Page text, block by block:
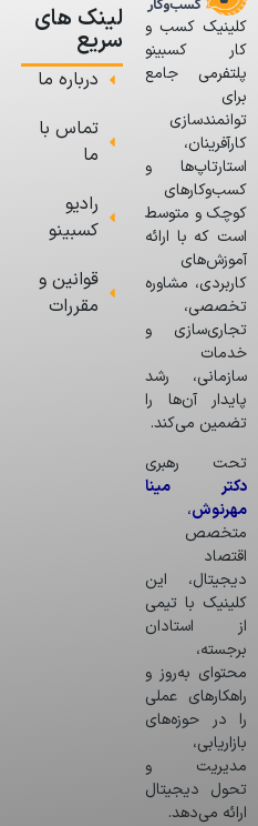
کلینیک کسب و
کار کسبینو
پلتفرمی جامع
برای
توانمندسازی
کارآفرینان،
استارتاپ‌ها و
کسب‌وکارهای
کوچک و متوسط
است که با ارائه
آموزش‌های
کاربردی، مشاوره
تخصصی،
تجاری‌سازی و
خدمات
سازمانی، رشد
پایدار آن‌ها را
تضمین می‌کند.
تحت رهبری
دکتر مینا
مهرنوش،
متخصص
اقتصاد
دیجیتال، این
کلینیک با تیمی
از استادان
برجسته،
محتوای به‌روز و
راهکارهای عملی
را در حوزه‌های
بازاریابی،
مدیریت و
تحول دیجیتال
ارائه می‌دهد.
لینک های
سریع
درباره ما
تماس با
ما
رادیو
کسبینو
قوانین و
مقررات